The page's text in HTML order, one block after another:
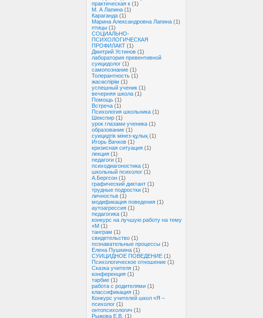
практическая к (1)
М. А Лапина (1)
Караганда (1)
Марина Александровна Лапина (1)
птицы (1)
СОЦИАЛЬНО-
ПСИХОЛОГИЧЕСКАЯ
ПРОФИЛАКТ (1)
Дмитрий Устинов (1)
лаборатория превентивной
суицидолог (1)
самопознание (1)
Толерантность (1)
жасөспірім (1)
успешный ученик (1)
вечерняя школа (1)
Помощь (1)
Встреча (1)
Психология школьника (1)
Шекспир (1)
урок глазами ученика (1)
образование (1)
суицидтік мінез-құлық (1)
Игорь Вачков (1)
кризисная ситуация (1)
лекция (1)
педагоги (1)
психодиагоностика (1)
школьный психолог (1)
А.Бергсон (1)
графический диктант (1)
трудные подростки (1)
личностьв (1)
модификация поведения (1)
аутоагрессия (1)
педагогика (1)
конкурс на лучшую работу на тему
«М (1)
танграм (1)
свидетельство (1)
познавательные процессы (1)
Елена Пушкина (1)
СУИЦИДНОЕ ПОВЕДЕНИЕ (1)
Психологическое отношение (1)
Сказка учителя (1)
конференция (1)
тәрбие (1)
работа с родителями (1)
классификация (1)
Конкурс учителей школ «Я –
психолог (1)
онтопсихологич (1)
Рыжова Е.В. (1)